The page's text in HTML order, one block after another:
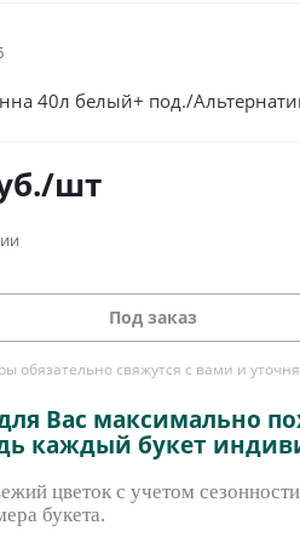
40л белый+ под./
/шт
Под заказ
обязательно свяжутся с вами и
Вас максимально
каждый букет
цветок с учетом
букета.